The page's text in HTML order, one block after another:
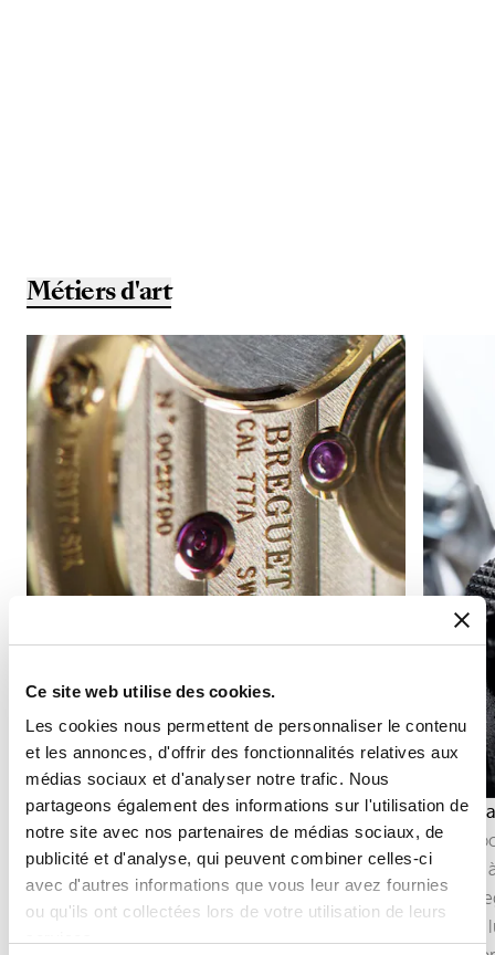
Ce site web utilise des cookies.
Les cookies nous permettent de personnaliser le contenu
et les annonces, d'offrir des fonctionnalités relatives aux
médias sociaux et d'analyser notre trafic. Nous
partageons également des informations sur l'utilisation de
notre site avec nos partenaires de médias sociaux, de
publicité et d'analyse, qui peuvent combiner celles-ci
avec d'autres informations que vous leur avez fournies
ou qu'ils ont collectées lors de votre utilisation de leurs
Métiers d'art
Côtes droites
Les côtes droites sont une finition décorative
formée de bandes parallèles régulières sur les
composants du mouvement.
Elles structurent la surface, adoucissent les
Le
matière
Chez
capte